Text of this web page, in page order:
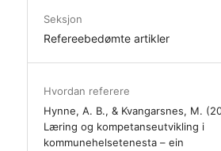
Seksjon
Refereebedømte artikler
Hvordan referere
Hynne, A. B., & Kvangarsnes, M.
Læring og kompetanseutvikling i
kommunehelsetenesta – ein